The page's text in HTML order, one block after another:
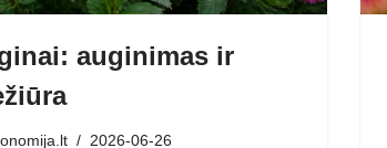
auginimas ir
2026-06-26